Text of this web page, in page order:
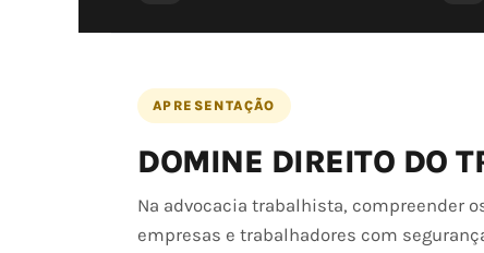
APRESENTAÇÃO
DOMINE DIREITO DO
Na advocacia trabalhista, compreender
empresas e trabalhadores com